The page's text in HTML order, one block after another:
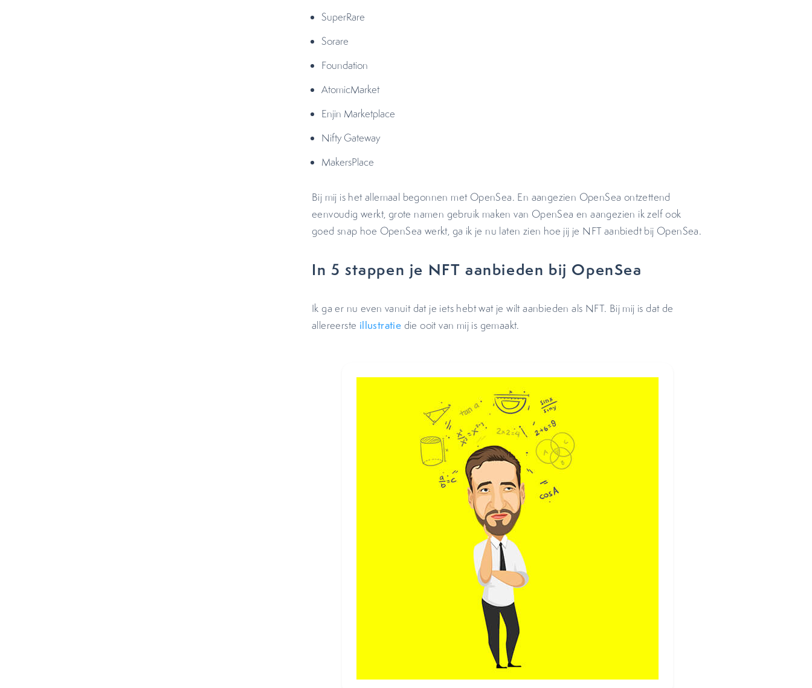
SuperRare
Sorare
Foundation
AtomicMarket
Enjin Marketplace
Nifty Gateway
MakersPlace
Bij mij is het allemaal begonnen met OpenSea. En aangezien OpenSea ontzettend
eenvoudig werkt, grote namen gebruik maken van OpenSea en aangezien ik zelf ook
goed snap hoe OpenSea werkt, ga ik je nu laten zien hoe jij je NFT aanbiedt bij OpenSea.
In 5 stappen je NFT aanbieden bij OpenSea
Ik ga er nu even vanuit dat je iets hebt wat je wilt aanbieden als NFT. Bij mij is dat de
allereerste illustratie die ooit van mij is gemaakt.